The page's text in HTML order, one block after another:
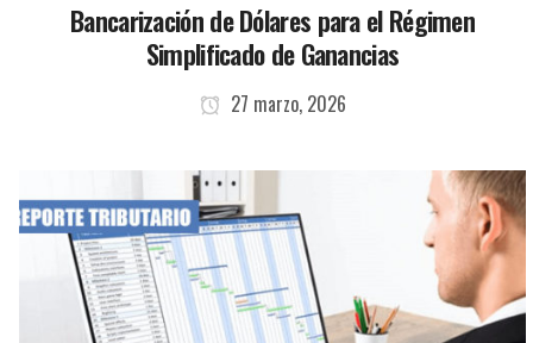
Bancarización de Dólares para el Régimen
Simplificado de Ganancias
27 marzo, 2026